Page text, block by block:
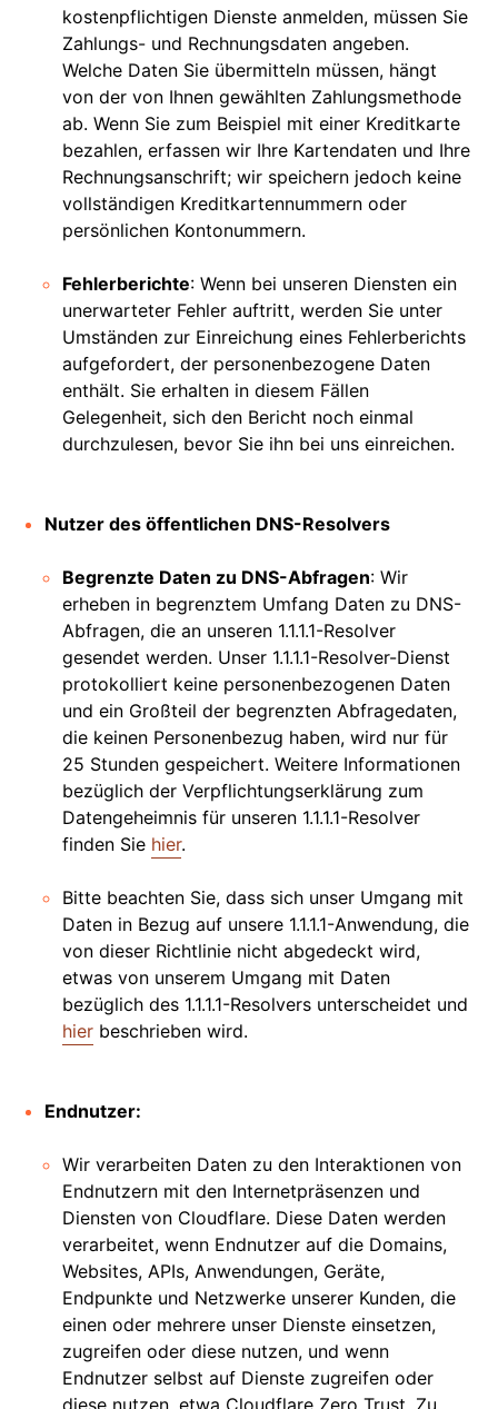
kostenpflichtigen Dienste anmelden, müssen Sie
Zahlungs- und Rechnungsdaten angeben.
Welche Daten Sie übermitteln müssen, hängt
von der von Ihnen gewählten Zahlungsmethode
ab. Wenn Sie zum Beispiel mit einer Kreditkarte
bezahlen, erfassen wir Ihre Kartendaten und Ihre
Rechnungsanschrift; wir speichern jedoch keine
vollständigen Kreditkartennummern oder
persönlichen Kontonummern.
Fehlerberichte: Wenn bei unseren Diensten ein
unerwarteter Fehler auftritt, werden Sie unter
Umständen zur Einreichung eines Fehlerberichts
aufgefordert, der personenbezogene Daten
enthält. Sie erhalten in diesem Fällen
Gelegenheit, sich den Bericht noch einmal
durchzulesen, bevor Sie ihn bei uns einreichen.
Nutzer des öffentlichen DNS-Resolvers
Begrenzte Daten zu DNS-Abfragen: Wir
erheben in begrenztem Umfang Daten zu DNS-
Abfragen, die an unseren 1.1.1.1-Resolver
gesendet werden. Unser 1.1.1.1-Resolver-Dienst
protokolliert keine personenbezogenen Daten
und ein Großteil der begrenzten Abfragedaten,
die keinen Personenbezug haben, wird nur für
25 Stunden gespeichert. Weitere Informationen
bezüglich der Verpflichtungserklärung zum
Datengeheimnis für unseren 1.1.1.1-Resolver
finden Sie hier.
Bitte beachten Sie, dass sich unser Umgang mit
Daten in Bezug auf unsere 1.1.1.1-Anwendung, die
von dieser Richtlinie nicht abgedeckt wird,
etwas von unserem Umgang mit Daten
bezüglich des 1.1.1.1-Resolvers unterscheidet und
hier beschrieben wird.
Endnutzer:
Wir verarbeiten Daten zu den Interaktionen von
Endnutzern mit den Internetpräsenzen und
Diensten von Cloudflare. Diese Daten werden
verarbeitet, wenn Endnutzer auf die Domains,
Websites, APIs, Anwendungen, Geräte,
Endpunkte und Netzwerke unserer Kunden, die
einen oder mehrere unser Dienste einsetzen,
zugreifen oder diese nutzen, und wenn
Endnutzer selbst auf Dienste zugreifen oder
diese nutzen, etwa Cloudflare Zero Trust. Zu